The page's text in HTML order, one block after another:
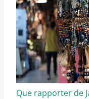
Que rapporter de